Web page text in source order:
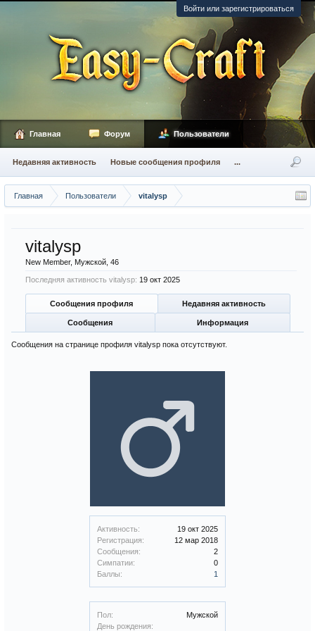
Войти или зарегистрироваться
Главная Пользователи vitalysp
Активность:
19 окт 2025
Регистрация:
12 мар 2018
Сообщения:
2
Симпатии:
0
Баллы:
1
Пол:
Мужской
День рождения:
vitalysp
New Member, Мужской, 46
Последняя активность vitalysp: 19 окт 2025
Сообщения профиля Недавняя активность
Сообщения Информация
Сообщения на странице профиля vitalysp пока отсутствуют.
Главная Форум Пользователи
Недавняя активность Новые сообщения профиля ...